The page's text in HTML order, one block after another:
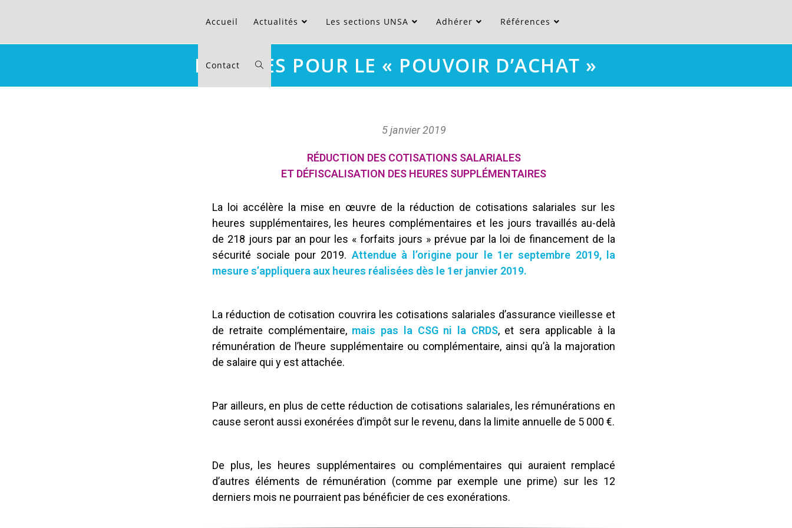
Accueil Actualités Les sections UNSA Adhérer Références
Contact
MESURES POUR LE « POUVOIR D’ACHAT »
5 janvier 2019
RÉDUCTION DES COTISATIONS SALARIALES
ET DÉFISCALISATION DES HEURES SUPPLÉMENTAIRES
La loi accélère la mise en œuvre de la réduction de cotisations salariales sur les
heures supplémentaires, les heures complémentaires et les jours travaillés au-delà
de 218 jours par an pour les « forfaits jours » prévue par la loi de financement de la
sécurité sociale pour 2019. Attendue à l’origine pour le 1er septembre 2019, la
mesure s’appliquera aux heures réalisées dès le 1er janvier 2019.
La réduction de cotisation couvrira les cotisations salariales d’assurance vieillesse et
de retraite complémentaire, mais pas la CSG ni la CRDS, et sera applicable à la
rémunération de l’heure supplémentaire ou complémentaire, ainsi qu’à la majoration
de salaire qui y est attachée.
Par ailleurs, en plus de cette réduction de cotisations salariales, les rémunérations en
cause seront aussi exonérées d’impôt sur le revenu, dans la limite annuelle de 5 000 €.
De plus, les heures supplémentaires ou complémentaires qui auraient remplacé
d’autres éléments de rémunération (comme par exemple une prime) sur les 12
derniers mois ne pourraient pas bénéficier de ces exonérations.